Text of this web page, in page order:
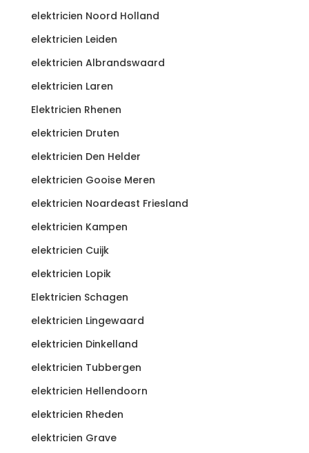
elektricien Noord Holland
elektricien Leiden
elektricien Albrandswaard
elektricien Laren
Elektricien Rhenen
elektricien Druten
elektricien Den Helder
elektricien Gooise Meren
elektricien Noardeast Friesland
elektricien Kampen
elektricien Cuijk
elektricien Lopik
Elektricien Schagen
elektricien Lingewaard
elektricien Dinkelland
elektricien Tubbergen
elektricien Hellendoorn
elektricien Rheden
elektricien Grave